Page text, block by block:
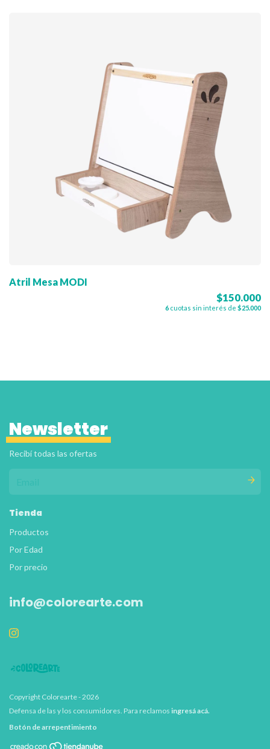
Atril Mesa MODI
$150.000
6 cuotas sin interés de $25.000
Newsletter
Recibí todas las ofertas
Tienda
Productos
Por Edad
Por precio
info@colorearte.com
Copyright Colorearte - 2026
Defensa de las y los consumidores. Para reclamos ingresá acá.
Botón de arrepentimiento